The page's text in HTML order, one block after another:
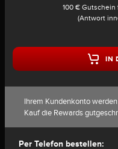
100 € Gutschein
(Antwort
IN
Ihrem Kundenkonto
Kauf die Rewards
Per Telefon bestellen: